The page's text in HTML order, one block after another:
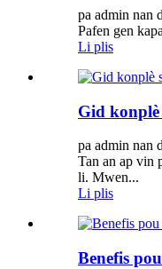
pa admin nan
Pafen gen
Li plis
Gid
pa admin nan
Tan an ap vin
li. Mwen...
Li plis
Benefis